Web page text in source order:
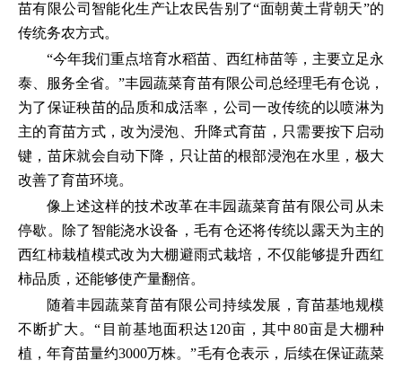
苗有限公司智能化生产让农民告别了“面朝黄土背朝天”的
传统务农方式。
“今年我们重点培育水稻苗、西红柿苗等，主要立足永
泰、服务全省。”丰园蔬菜育苗有限公司总经理毛有仓说，
为了保证秧苗的品质和成活率，公司一改传统的以喷淋为
主的育苗方式，改为浸泡、升降式育苗，只需要按下启动
键，苗床就会自动下降，只让苗的根部浸泡在水里，极大
改善了育苗环境。
像上述这样的技术改革在丰园蔬菜育苗有限公司从未
停歇。除了智能浇水设备，毛有仓还将传统以露天为主的
西红柿栽植模式改为大棚避雨式栽培，不仅能够提升西红
柿品质，还能够使产量翻倍。
随着丰园蔬菜育苗有限公司持续发展，育苗基地规模
不断扩大。“目前基地面积达120亩，其中80亩是大棚种
植，年育苗量约3000万株。”毛有仓表示，后续在保证蔬菜